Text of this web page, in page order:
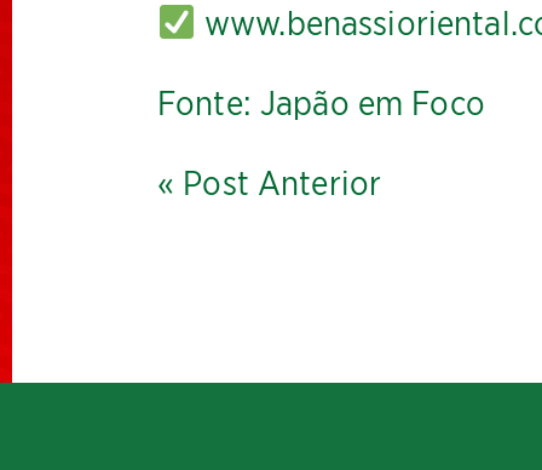
Fonte: Japão em Foco
« Post Anterior